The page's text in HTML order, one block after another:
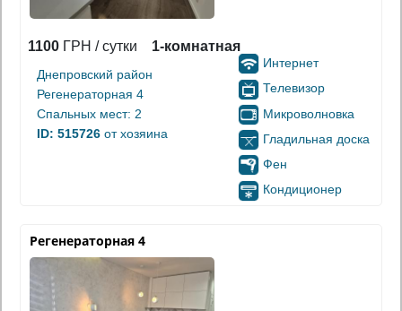
1100 ГРН / сутки 1-комнатная
Днепровский район
Регенераторная 4
Спальных мест: 2
ID: 515726 от хозяина
Интернет
Телевизор
Микроволновка
Гладильная доска
Фен
Кондиционер
Регенераторная 4